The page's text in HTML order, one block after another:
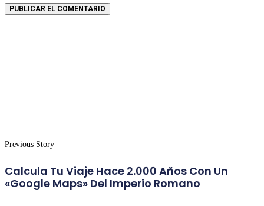
Previous Story
Calcula Tu Viaje Hace 2.000 Años Con Un
«google Maps» Del Imperio Romano